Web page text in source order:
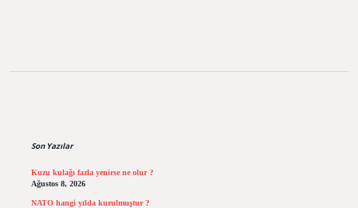
Son Yazılar
Kuzu kulağı fazla yenirse ne olur ?
Ağustos 8, 2026
NATO hangi yılda kurulmuştur ?